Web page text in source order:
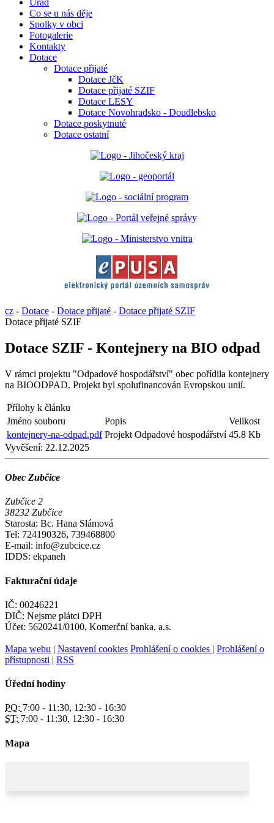
Úřad
Co se u nás děje
Spolky v obci
Fotogalerie
Kontakty
Dotace
Dotace přijaté
Dotace JčK
Dotace přijaté SZIF
Dotace LESY
Dotace Novohradsko - Doudlebsko
Dotace poskytnuté
Dotace ostatní
cz - Dotace - Dotace přijaté - Dotace přijaté SZIF
Dotace přijaté SZIF
Dotace SZIF - Kontejnery na BIO odpad
V rámci projektu "Odpadové hospodářství" obec pořídila kontejnery
na BIOODPAD. Projekt byl spolufinancován Evropskou unií.
Přílohy k článku
Jméno souboru
Popis
Velikost
kontejnery-na-odpad.pdf Projekt Odpadové hospodářství 45.8 Kb
Vyvěšení: 22.12.2025
Obec Zubčice
Zubčice 2
38232 Zubčice
Starosta: Bc. Hana Slámová
Tel: 724190326, 739468800
E-mail: info@zubcice.cz
IDDS: ekpaneh
Fakturační údaje
IČ: 00246221
DIČ: Nejsme plátci DPH
Účet: 5620241/0100, Komerční banka, a.s.
Mapa webu | Nastavení cookies Prohlášení o cookies | Prohlášení o
přístupnosti | RSS
Úřední hodiny
PO: 7:00 - 11:30, 12:30 - 16:30
ST: 7:00 - 11:30, 12:30 - 16:30
Mapa